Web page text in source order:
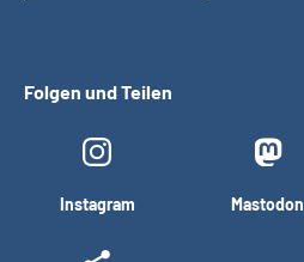
Folgen und Teilen
Instagram Mastodon